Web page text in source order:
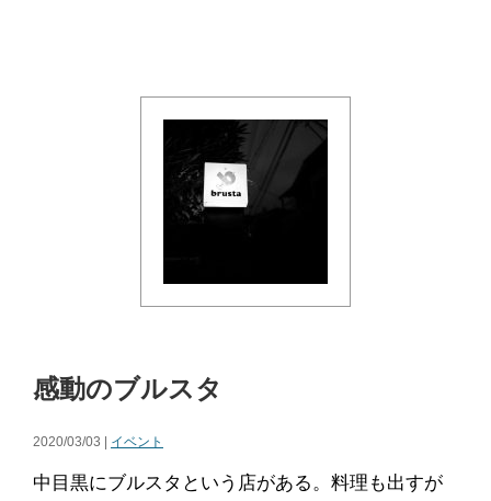
感動のブルスタ
2020/03/03 | イベント
中目黒にブルスタという店がある。料理も出すが